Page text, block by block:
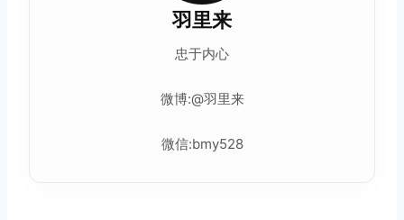
羽里来
忠于内心
微博:@羽里来
微信:bmy528